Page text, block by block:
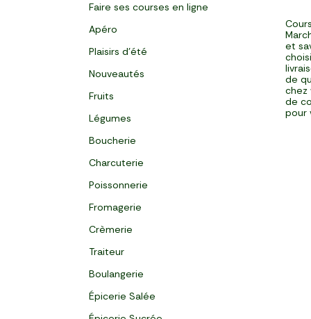
Faire ses courses en ligne
Apéro
Plaisirs d'été
Nouveautés
Fruits
Légumes
Boucherie
Charcuterie
Poissonnerie
Fromagerie
Crèmerie
Traiteur
Boulangerie
Épicerie Salée
et
de
chez
de
pour